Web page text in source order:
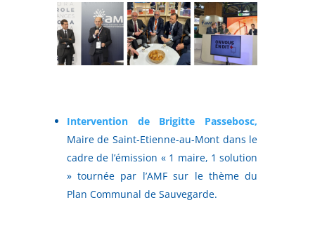
Intervention de Brigitte Passebosc,
Maire de Saint-Etienne-au-Mont dans le
cadre de l’émission « 1 maire, 1 solution
» tournée par l’AMF sur le thème du
Plan Communal de Sauvegarde.